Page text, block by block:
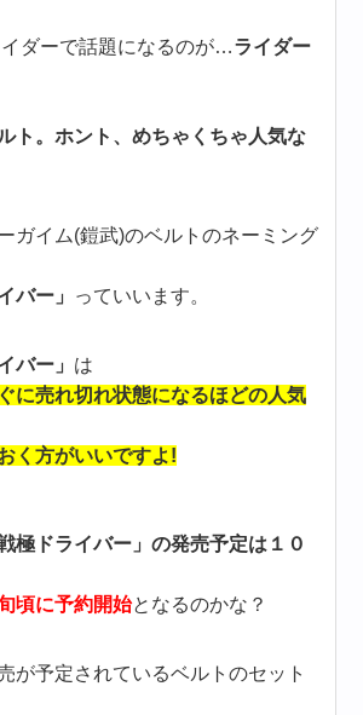
ダーで話題になるのが…ライダー
ト。ホント、めちゃくちゃ人気な
ガイム(鎧武)のベルトのネーミング
バー」 っていいます。
バー」 は
に売れ切れ状態になるほどの人気
く方がいいですよ!
戦極ドライバー」の発売予定は１０
頃に予約開始となるのかな？
が予定されているベルトのセット